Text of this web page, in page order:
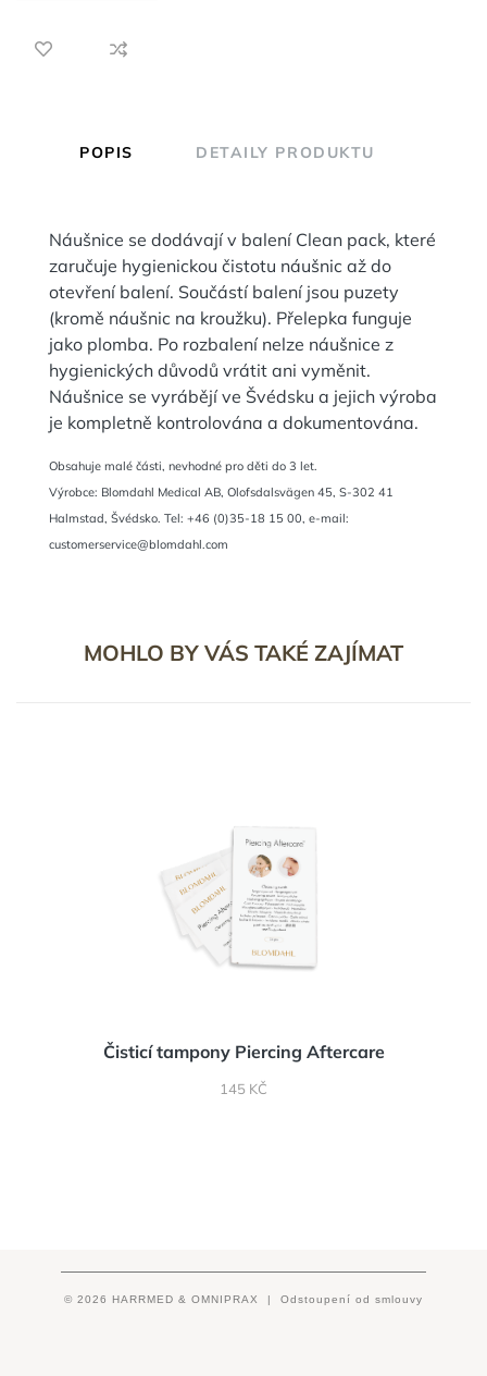
POPIS DETAILY PRODUKTU
Náušnice se dodávají v balení Clean pack, které
zaručuje hygienickou čistotu náušnic až do
otevření balení. Součástí balení jsou puzety
(kromě náušnic na kroužku). Přelepka funguje
jako plomba. Po rozbalení nelze náušnice z
hygienických důvodů vrátit ani vyměnit.
Náušnice se vyrábějí ve Švédsku a jejich výroba
je kompletně kontrolována a dokumentována.
Obsahuje malé části, nevhodné pro děti do 3 let.
Výrobce: Blomdahl Medical AB, Olofsdalsvägen 45, S-302 41
Halmstad, Švédsko. Tel: +46 (0)35-18 15 00, e-mail:
customerservice@blomdahl.com
MOHLO BY VÁS TAKÉ ZAJÍMAT
Čisticí tampony Piercing Aftercare
CENA
145 KČ
© 2026 HARRMED & OMNIPRAX | Odstoupení od smlouvy